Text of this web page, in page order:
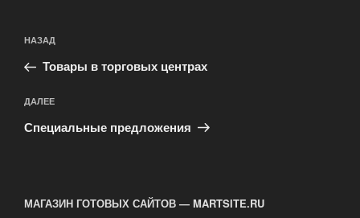
по
записям
Предыдущая
запись:
НАЗАД
Товары в торговых центрах
Следующая
запись
ДАЛЕЕ
Специальные предложения
МАГАЗИН ГОТОВЫХ САЙТОВ — MARTSITE.RU